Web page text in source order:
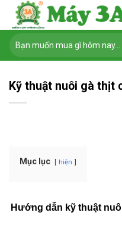
Chuyển
nội
dung
Tìm
kiếm:
Kỹ thuật nuôi gà thịt
Mục lục hiện
Hướng dẫn kỹ thuật